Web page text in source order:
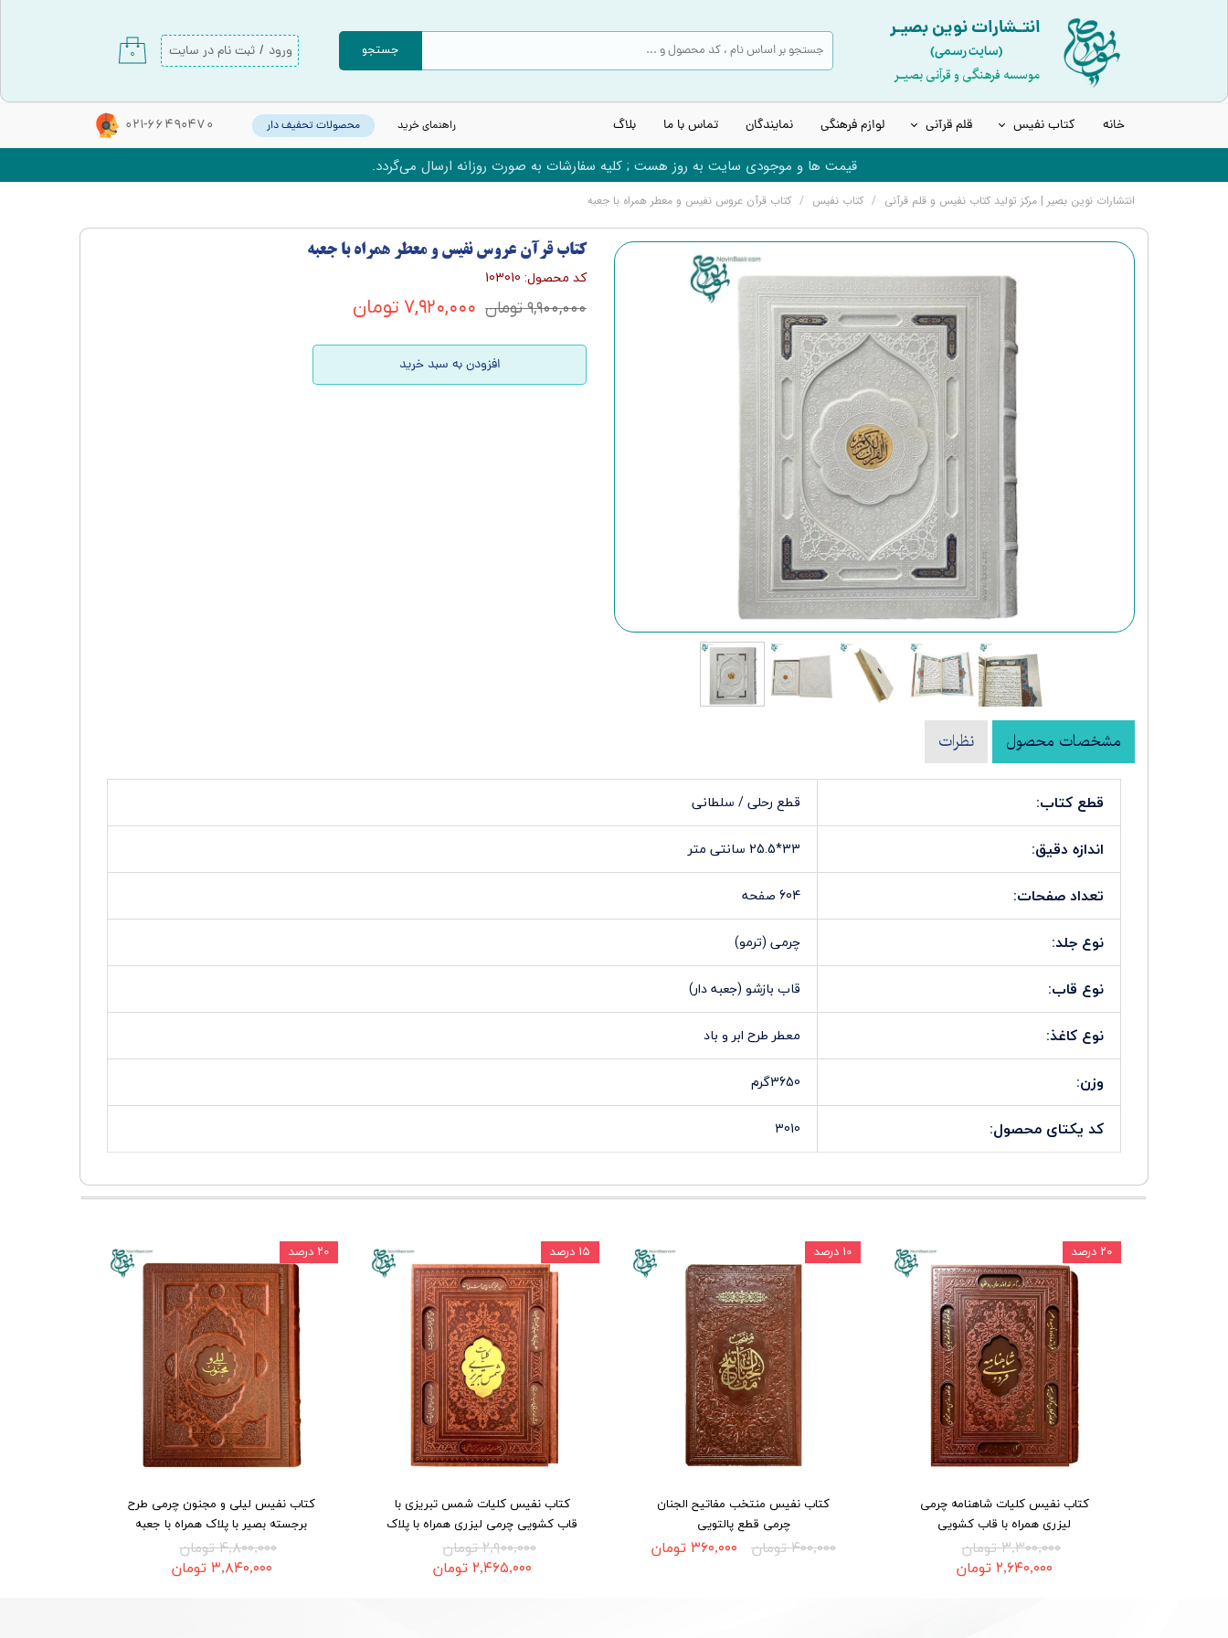
ورود / ثبت نام در سایت
تغییر گذر واژه
سفارشات
خروج از حساب کاربری
جستجو ۰
021-66490470 خانه کتاب نفیس
قرآن عروس | قرآن سفید
قرآن های رنگی | بدون قاب
کتاب ادعیه و مفاتیح
انواع حافظ نفیس
انواع شاهنامه نفیس
انواع مثنوی، بوستان و گلستان
کتب نفیس شعر و ادبیات
قلم قرآنی
انواع قلم هوشمند قرآنی
قلم قرآنی 8 گیگابایت نسل جدید
قلم قرآنی 32 گیگابایت نسل جدید
قلم قرآنی 32 گیگابایت بلوتوث‌دار
قلم قرآنی 64 گیگابایت نسل جدید
لوازم جانبی قلم هوشمند قرآنی
لوازم فرهنگی نمایندگان تماس با ما بلاگ محصولات تحفیف دار راهنمای خرید
انتـشارات نوین بصیـر
موسسه فرهنگی و قرآنی بصیـر
(سایت رسمی)
قیمت ها و موجودی سایت به روز هست ; کلیه سفارشات به صورت روزانه ارسال می‌گردد.
انتشارات نوین بصیر | مرکز تولید کتاب نفیس و قلم قرآنی کتاب نفیس کتاب قرآن عروس نفیس و معطر همراه با جعبه
کتاب قرآن عروس نفیس و معطر همراه با جعبه
کد محصول: 103010
۹,۹۰۰,۰۰۰ تومان ۷,۹۲۰,۰۰۰ تومان
افزودن به سبد خرید
مشخصات محصول نظرات
قطع کتاب: قطع رحلی / سلطانی
اندازه دقیق: 33*25.5 سانتی متر
تعداد صفحات: 604 صفحه
نوع جلد: چرمی (ترمو)
نوع قاب: قاب بازشو (جعبه دار)
نوع کاغذ: معطر طرح ابر و باد
وزن: 3650گرم
کد یکتای محصول: 3010
کتاب نفیس کلیات شاهنامه چرمی
لیزری همراه با قاب کشویی
۳,۳۰۰,۰۰۰ تومان
۲,۶۴۰,۰۰۰ تومان
۲۰ درصد
کتاب نفیس منتخب مفاتیح الجنان
چرمی قطع پالتویی
۴۰۰,۰۰۰ تومان
۳۶۰,۰۰۰ تومان
۱۰ درصد
کتاب نفیس کلیات شمس تبریزی با
قاب کشویی چرمی لیزری همراه با پلاک
۲,۹۰۰,۰۰۰ تومان
۲,۴۶۵,۰۰۰ تومان
۱۵ درصد
کتاب نفیس لیلی و مجنون چرمی طرح
برجسته بصیر با پلاک همراه با جعبه
۴,۸۰۰,۰۰۰ تومان
۳,۸۴۰,۰۰۰ تومان
۲۰ درصد